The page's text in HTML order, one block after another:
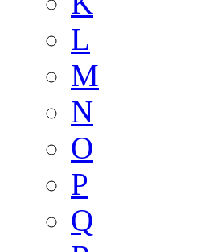
L
M
N
O
P
Q